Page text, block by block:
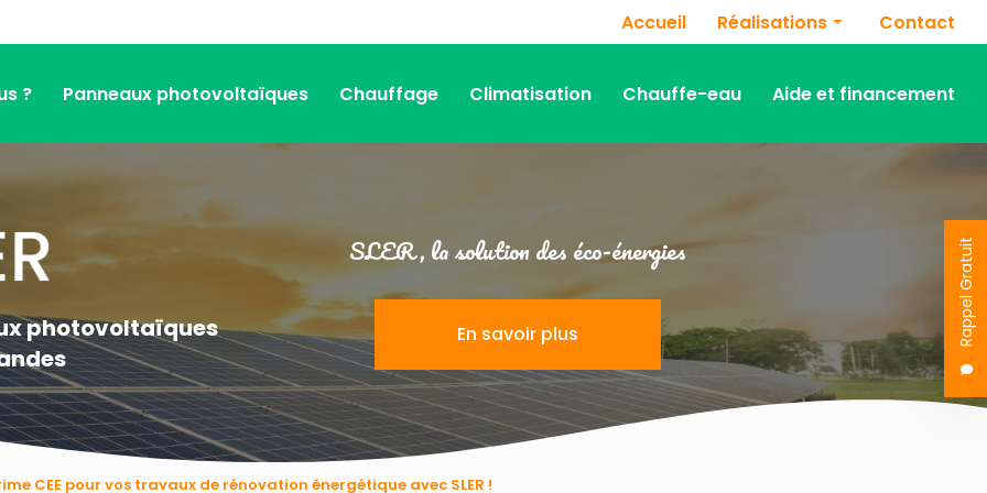
Navigation secondaire
Accueil Réalisations
Chauffage
Climatisation
Contact
Rappel Gratuit
?
Panneaux photovoltaïques Chauffage Climatisation Chauffe-eau Aide et financement
photovoltaïques
SLER, la solution des éco-énergies
En savoir plus
CEE pour vos travaux de rénovation énergétique avec SLER !